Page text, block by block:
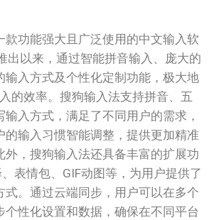
款功能强大且广泛使用的中文输入软
出以来，通过智能拼音输入、庞大的
输入方式及个性化定制功能，极大地
的效率。搜狗输入法支持拼音、五
输入方式，满足了不同用户的需求，
的输入习惯智能调整，提供更加精准
外，搜狗输入法还具备丰富的扩展功
表情包、GIF动图等，为用户提供了
式。通过云端同步，用户可以在多个
个性化设置和数据，确保在不同平台